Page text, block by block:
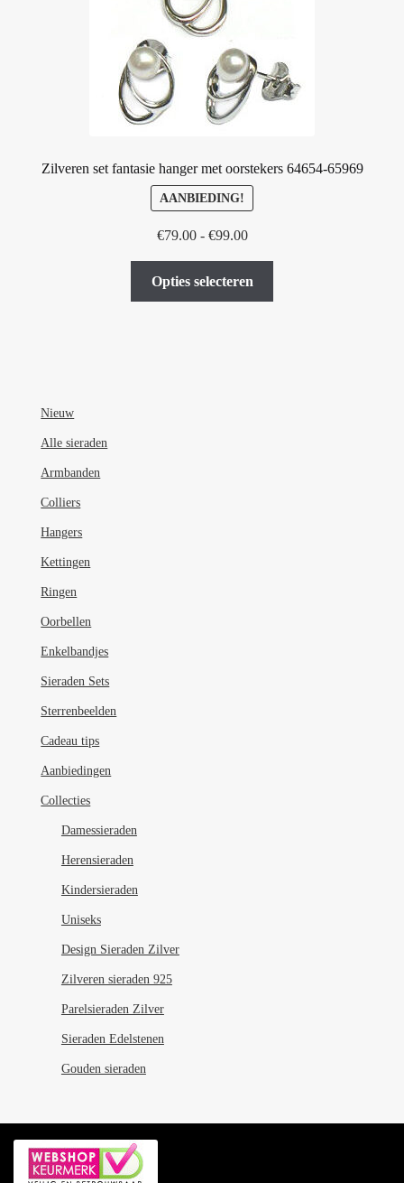
Zilveren set fantasie hanger met oorstekers 64654-65969
AANBIEDING!
€79.00 - €99.00Prijsklasse:
€79.00
tot
€99.00
Opties selecteren
Nieuw
Alle sieraden
Armbanden
Colliers
Hangers
Kettingen
Ringen
Oorbellen
Enkelbandjes
Sieraden Sets
Sterrenbeelden
Cadeau tips
Aanbiedingen
Collecties
Damessieraden
Herensieraden
Kindersieraden
Uniseks
Design Sieraden Zilver
Zilveren sieraden 925
Parelsieraden Zilver
Sieraden Edelstenen
Gouden sieraden